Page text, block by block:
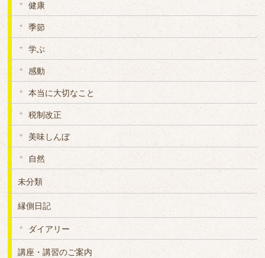
健康
季節
学ぶ
感動
本当に大切なこと
税制改正
美味しんぼ
自然
未分類
縁側日記
ダイアリー
講座・講習のご案内